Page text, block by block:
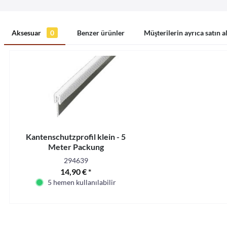
Aksesuar 0 Benzer ürünler Müşterilerin ayrıca satın
Kantenschutzprofil klein - 5
Meter Packung
294639
14,90 € *
5 hemen kullanılabilir